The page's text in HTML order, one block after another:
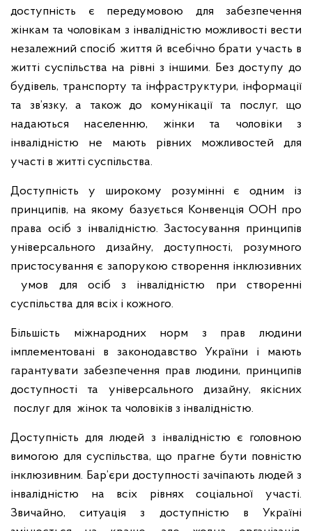
доступність є передумовою для забезпечення
жінкам та чоловікам з інвалідністю можливості вести
незалежний спосіб життя й всебічно брати участь в
житті суспільства на рівні з іншими. Без доступу до
будівель, транспорту та інфраструктури, інформації
та зв’язку, а також до комунікації та послуг, що
надаються населенню, жінки та чоловіки з
інвалідністю не мають рівних можливостей для
участі в житті суспільства.
Доступність у широкому розумінні є одним із
принципів, на якому базується Конвенція ООН про
права осіб з інвалідністю. Застосування принципів
універсального дизайну, доступності, розумного
пристосування є запорукою створення інклюзивних
умов для осіб з інвалідністю при створенні
суспільства для всіх і кожного.
Більшість міжнародних норм з прав людини
імплементовані в законодавство України і мають
гарантувати забезпечення прав людини, принципів
доступності та універсального дизайну, якісних
послуг для жінок та чоловіків з інвалідністю.
Доступність для людей з інвалідністю є головною
вимогою для суспільства, що прагне бути повністю
інклюзивним. Бар’єри доступності зачіпають людей з
інвалідністю на всіх рівнях соціальної участі.
Звичайно, ситуація з доступністю в Україні